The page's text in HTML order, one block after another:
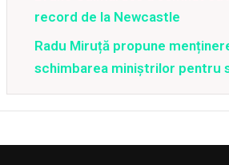
record de la Newcastle
Radu Miruță propune
schimbarea miniștrilor pentru